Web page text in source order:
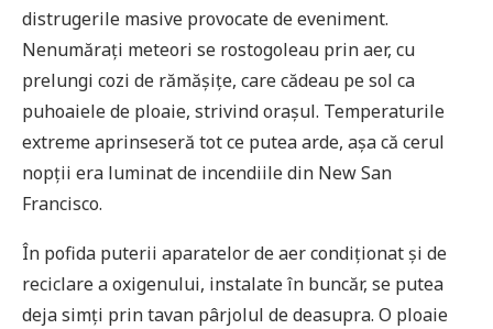
distrugerile masive provocate de eveniment.
Nenumărați meteori se rostogoleau prin aer, cu
prelungi cozi de rămășițe, care cădeau pe sol ca
puhoaiele de ploaie, strivind orașul. Temperaturile
extreme aprinseseră tot ce putea arde, așa că cerul
nopții era luminat de incendiile din New San
Francisco.
În pofida puterii aparatelor de aer condiționat și de
reciclare a oxigenului, instalate în buncăr, se putea
deja simți prin tavan pârjolul de deasupra. O ploaie